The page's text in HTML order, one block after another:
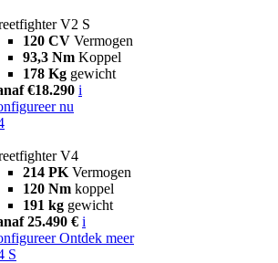
V2 S
120 CV Vermogen
93,3 Nm Koppel
178 Kg gewicht
€18.290 i
nu
V4
214 PK Vermogen
120 Nm koppel
191 kg gewicht
25.490 € i
Ontdek meer
S